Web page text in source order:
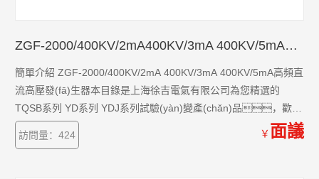
ZGF-2000/400KV/2mA400KV/3mA 400KV/5mA高頻直流高壓發(fā)生器
簡單介紹 ZGF-2000/400KV/2mA 400KV/3mA 400KV/5mA高頻直
流高壓發(fā)生器本目錄是上海徐吉電氣有限公司為您精選的
TQSB系列 YD系列 YDJ系列試驗(yàn)變產(chǎn)品，歡迎
您該產(chǎn)品的詳細(xì)信息！TQSB系列 YD系列 YDJ系列試驗
(yàn)變的種類有很多，不同的應(yīng)用也會有細(xì)微的
訪問量：424 ￥ 面議